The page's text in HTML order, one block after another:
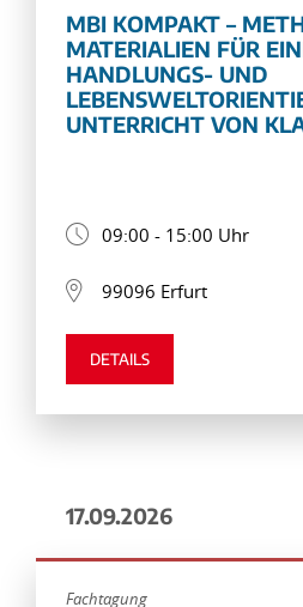
MBI KOMPAKT –
MATERIALIEN FÜR
HANDLUNGS- UND
UNTERRICHT VON
09:00 - 15:00 Uhr
99096 Erfurt
DETAILS
17.09.2026
Fachtagung